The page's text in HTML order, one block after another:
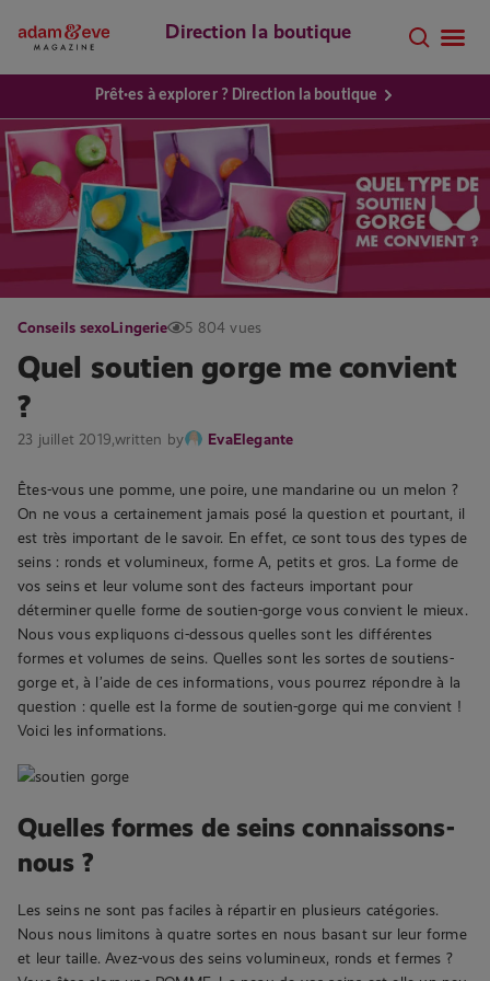
Direction la boutique
Prêt·es à explorer ? Direction la boutique
Conseils sexoLingerie 5 804 vues
Quel soutien gorge me convient
?
23 juillet 2019,written by EvaElegante
Êtes-vous une pomme, une poire, une mandarine ou un melon ?
On ne vous a certainement jamais posé la question et pourtant, il
est très important de le savoir. En effet, ce sont tous des types de
seins : ronds et volumineux, forme A, petits et gros. La forme de
vos seins et leur volume sont des facteurs important pour
déterminer quelle forme de soutien-gorge vous convient le mieux.
Nous vous expliquons ci-dessous quelles sont les différentes
formes et volumes de seins. Quelles sont les sortes de soutiens-
gorge et, à l’aide de ces informations, vous pourrez répondre à la
question : quelle est la forme de soutien-gorge qui me convient !
Voici les informations.
Quelles formes de seins connaissons-
nous ?
Les seins ne sont pas faciles à répartir en plusieurs catégories.
Nous nous limitons à quatre sortes en nous basant sur leur forme
et leur taille. Avez-vous des seins volumineux, ronds et fermes ?